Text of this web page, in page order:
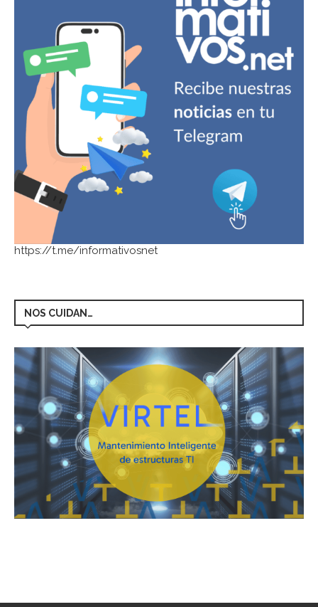
https://t.me/informativosnet
NOS CUIDAN…